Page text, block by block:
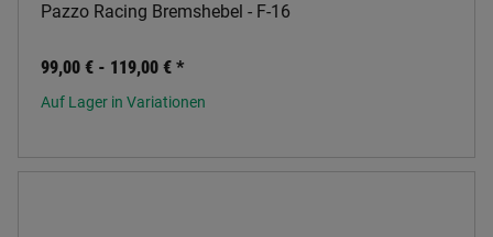
Pazzo Racing Bremshebel - F-16
99,00 € - 119,00 € *
Auf Lager in Variationen